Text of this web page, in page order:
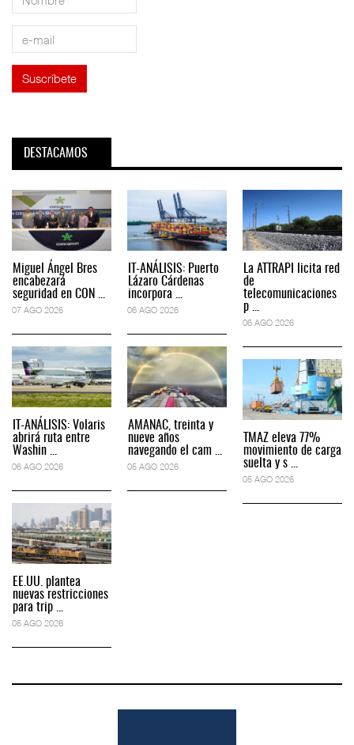
DESTACAMOS
Miguel Ángel Bres
encabezará
seguridad en CON ...
07 AGO 2026
IT-ANÁLISIS: Volaris
abrirá ruta entre
Washin ...
06 AGO 2026
EE.UU. plantea
nuevas restricciones
para trip ...
05 AGO 2026
IT-ANÁLISIS: Puerto
Lázaro Cárdenas
incorpora ...
06 AGO 2026
AMANAC, treinta y
nueve años
navegando el cam ...
05 AGO 2026
La ATTRAPI licita red
de
telecomunicaciones
p ...
06 AGO 2026
TMAZ eleva 77%
movimiento de carga
suelta y s ...
05 AGO 2026